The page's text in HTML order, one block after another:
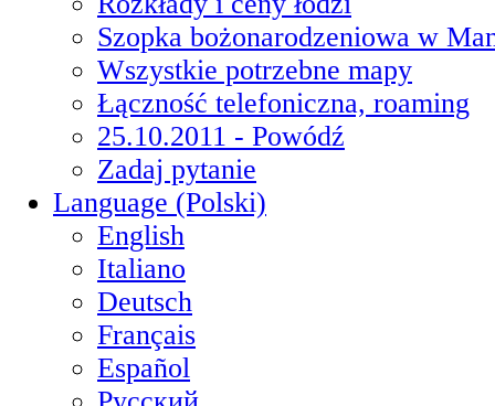
Szopka bożonarodzeniowa w
Wszystkie potrzebne mapy
Łączność telefoniczna, roaming
25.10.2011 - Powódź
Zadaj pytanie
Language (Polski)
English
Italiano
Deutsch
Français
Español